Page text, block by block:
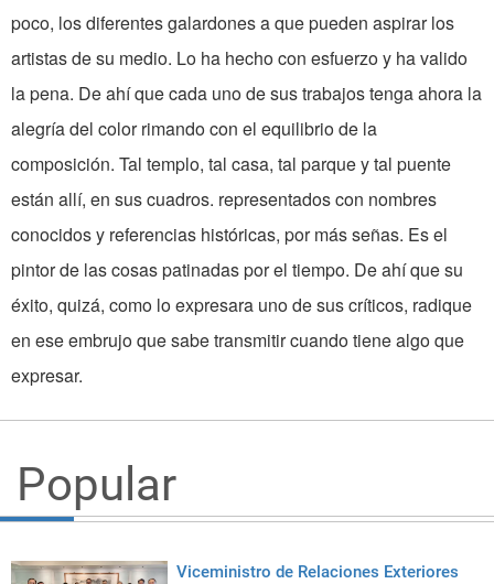
poco, los diferentes galardones a que pueden aspirar los
artistas de su medio. Lo ha hecho con esfuerzo y ha valido
la pena. De ahí que cada uno de sus trabajos tenga ahora la
alegría del color rimando con el equilibrio de la
composición. Tal templo, tal casa, tal parque y tal puente
están allí, en sus cuadros. representados con nombres
conocidos y referencias históricas, por más señas. Es el
pintor de las cosas patinadas por el tiempo. De ahí que su
éxito, quizá, como lo expresara uno de sus críticos, radique
en ese embrujo que sabe transmitir cuando tiene algo que
expresar.
Popular
Viceministro de Relaciones Exteriores